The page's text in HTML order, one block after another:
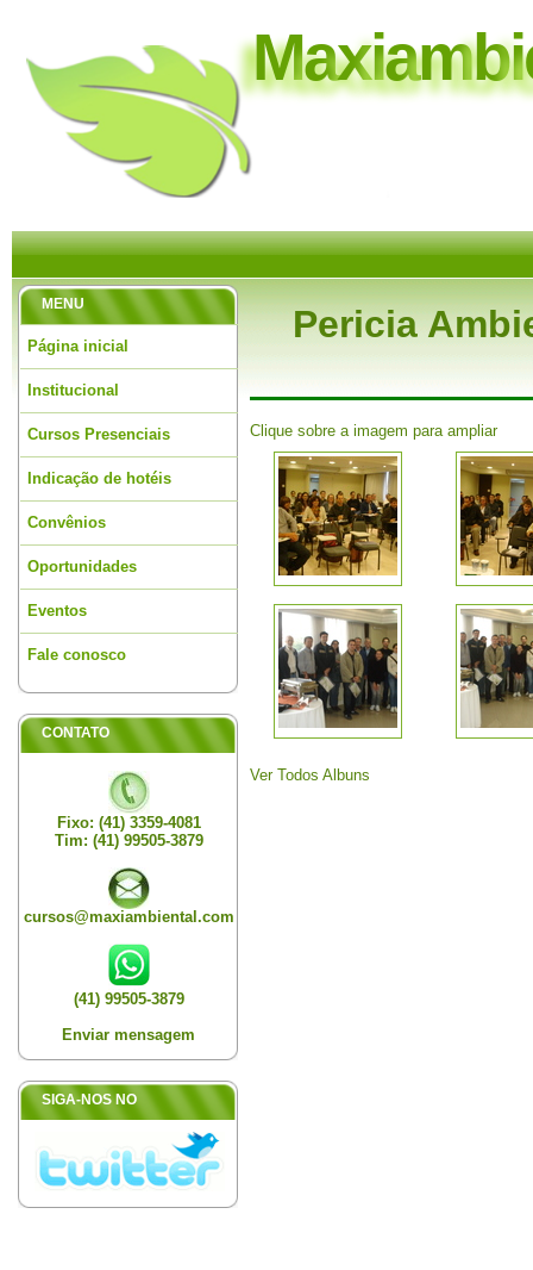
Maxiambi
MENU
Página inicial
Institucional
Cursos Presenciais
Indicação de hotéis
Convênios
Oportunidades
Eventos
Fale conosco
CONTATO
Fixo: (41) 3359-4081
Tim: (41) 99505-3879
cursos@maxiambiental.com
(41) 99505-3879
Enviar mensagem
SIGA-NOS NO
Pericia
Clique sobre a imagem para ampliar
Ver Todos Albuns